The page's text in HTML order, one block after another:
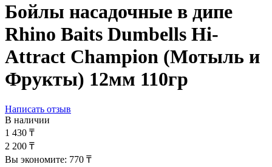
Бойлы насадочные в дипе
Rhino Baits Dumbells Hi-
Attract Champion (Мотыль и
Фрукты) 12мм 110гр
Написать отзыв
В наличии
1 430 ₸
2 200 ₸
Вы экономите: 770 ₸